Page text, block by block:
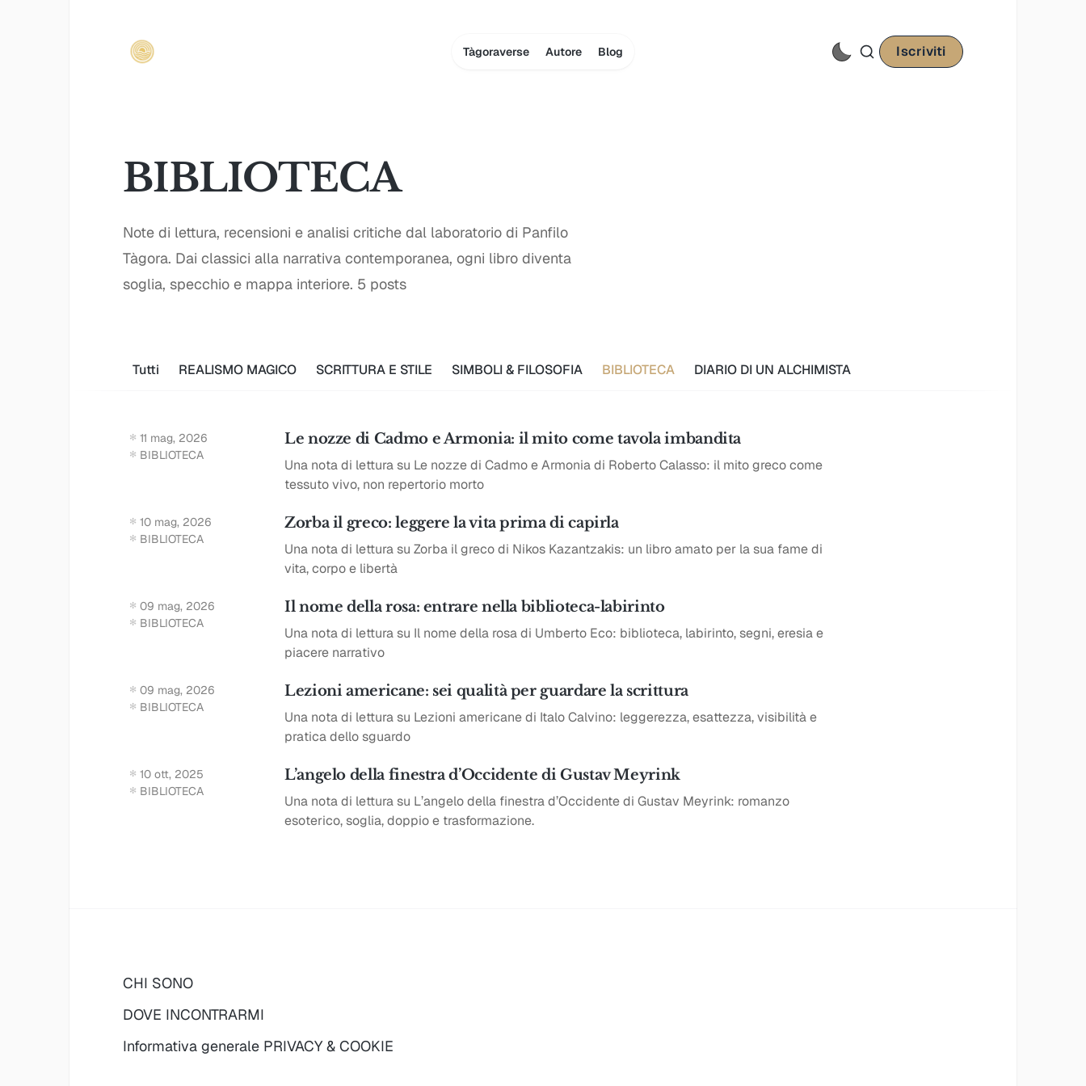
Tàgoraverse Autore Blog Iscriviti
BIBLIOTECA
Note di lettura, recensioni e analisi critiche dal laboratorio di Panfilo
Tàgora. Dai classici alla narrativa contemporanea, ogni libro diventa
soglia, specchio e mappa interiore. 5 posts
Tutti REALISMO MAGICO SCRITTURA E STILE SIMBOLI & FILOSOFIA BIBLIOTECA DIARIO DI UN ALCHIMISTA
11 mag, 2026
BIBLIOTECA
Le nozze di Cadmo e Armonia: il mito come tavola imbandita
Una nota di lettura su Le nozze di Cadmo e Armonia di Roberto Calasso: il mito greco come
tessuto vivo, non repertorio morto
10 mag, 2026
BIBLIOTECA
Zorba il greco: leggere la vita prima di capirla
Una nota di lettura su Zorba il greco di Nikos Kazantzakis: un libro amato per la sua fame di
vita, corpo e libertà
09 mag, 2026
BIBLIOTECA
Il nome della rosa: entrare nella biblioteca-labirinto
Una nota di lettura su Il nome della rosa di Umberto Eco: biblioteca, labirinto, segni, eresia e
piacere narrativo
09 mag, 2026
BIBLIOTECA
Lezioni americane: sei qualità per guardare la scrittura
Una nota di lettura su Lezioni americane di Italo Calvino: leggerezza, esattezza, visibilità e
pratica dello sguardo
10 ott, 2025
BIBLIOTECA
L’angelo della finestra d’Occidente di Gustav Meyrink
Una nota di lettura su L’angelo della finestra d’Occidente di Gustav Meyrink: romanzo
esoterico, soglia, doppio e trasformazione.
CHI SONO
DOVE INCONTRARMI
Informativa generale PRIVACY & COOKIE